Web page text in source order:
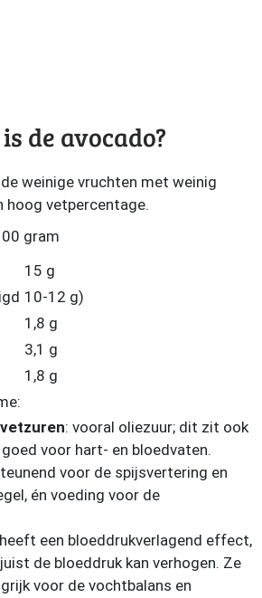
de avocado?
weinige vruchten met weinig
hoog vetpercentage.
gram
15 g
10-12 g)
1,8 g
3,1 g
1,8 g
: vooral oliezuur; dit zit ook
voor hart- en bloedvaten.
voor de spijsvertering en
én voeding voor de
een bloeddrukverlagend effect,
de bloeddruk kan verhogen. Ze
voor de vochtbalans en